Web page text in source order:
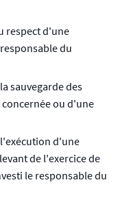
respect d'une
du
sauvegarde des
ou d'une
d'une
de l'exercice de
le responsable du